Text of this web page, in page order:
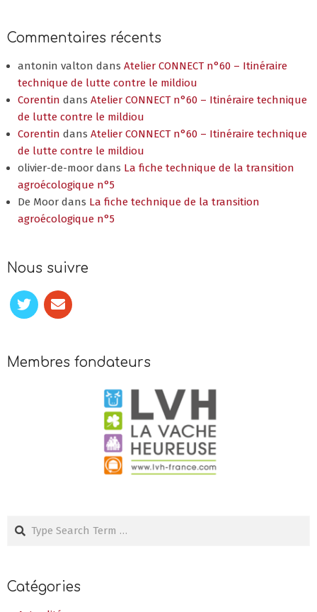
Commentaires récents
antonin valton dans Atelier CONNECT n°60 – Itinéraire
technique de lutte contre le mildiou
Corentin dans Atelier CONNECT n°60 – Itinéraire technique
de lutte contre le mildiou
Corentin dans Atelier CONNECT n°60 – Itinéraire technique
de lutte contre le mildiou
olivier-de-moor dans La fiche technique de la transition
agroécologique n°5
De Moor dans La fiche technique de la transition
agroécologique n°5
Nous suivre
Membres fondateurs
Actualité
Actualités